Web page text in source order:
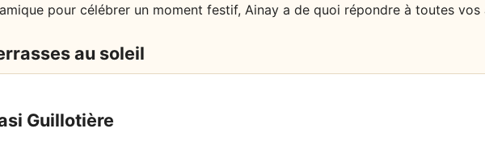
pour célébrer un moment festif, Ainay a de quoi répondre à toutes vos
au soleil
Guillotière